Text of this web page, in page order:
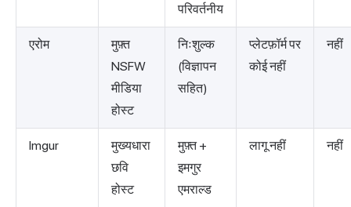
परिवर्तनीय
एरोम
मुफ़्त
NSFW
मीडिया
होस्ट
निःशुल्क
(विज्ञापन
सहित)
प्लेटफ़ॉर्म पर
कोई नहीं
नहीं
Imgur
मुख्यधारा
छवि
होस्ट
मुफ़्त +
इमगुर
एमराल्ड
लागू नहीं नहीं